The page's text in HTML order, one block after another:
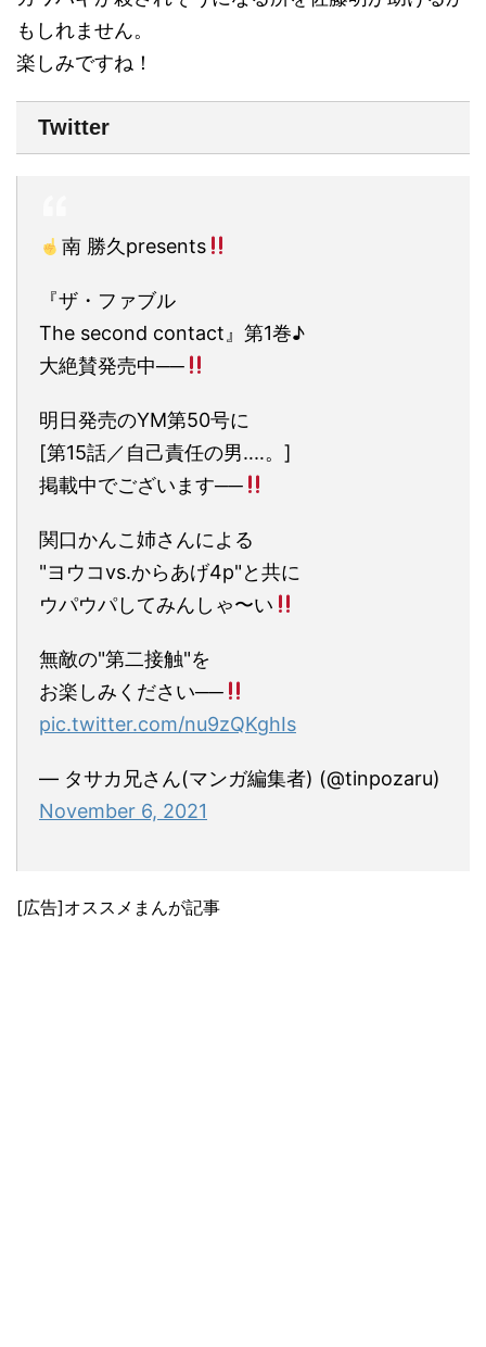
もしれません。
楽しみですね！
Twitter
南 勝久presents
『ザ・ファブル
The second contact』第1巻♪
大絶賛発売中──
明日発売のYM第50号に
[第15話／自己責任の男‥‥。]
掲載中でございます──
関口かんこ姉さんによる
"ヨウコvs.からあげ4p"と共に
ウパウパしてみんしゃ〜い
無敵の"第二接触"を
お楽しみください──
pic.twitter.com/nu9zQKghIs
— タサカ兄さん(マンガ編集者) (@tinpozaru)
November 6, 2021
[広告]オススメまんが記事